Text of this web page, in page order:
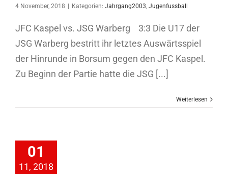
4 November, 2018 Kategorien: Jahrgang2003, Jugenfussball
JFC Kaspel vs. JSG Warberg 3:3 Die U17 der
JSG Warberg bestritt ihr letztes Auswärtsspiel
der Hinrunde in Borsum gegen den JFC Kaspel.
Zu Beginn der Partie hatte die JSG [...]
Weiterlesen
01
11, 2018